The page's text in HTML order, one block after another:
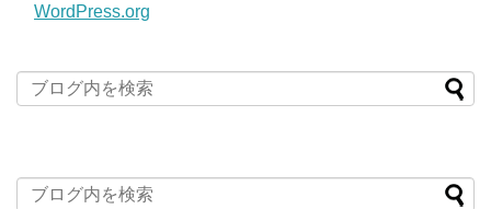
WordPress.org